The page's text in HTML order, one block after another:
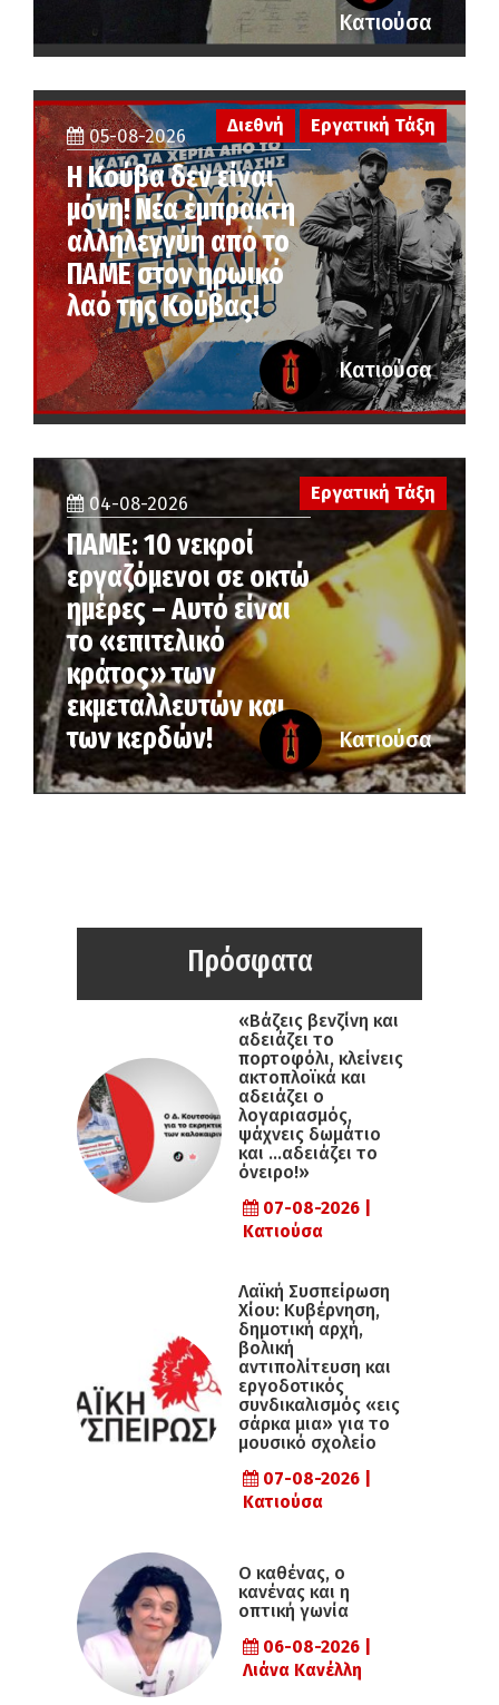
Κατιούσα
05-08-2026
Η Κούβα δεν είναι
μόνη! Νέα έμπρακτη
αλληλεγγύη από το
ΠΑΜΕ στον ηρωικό
λαό της Κούβας!
Διεθνή Εργατική Τάξη
Κατιούσα
04-08-2026
ΠΑΜΕ: 10 νεκροί
εργαζόμενοι σε οκτώ
ημέρες – Αυτό είναι
το «επιτελικό
κράτος» των
εκμεταλλευτών και
των κερδών!
Εργατική Τάξη
Κατιούσα
Πρόσφατα
«Βάζεις βενζίνη και
αδειάζει το
πορτοφόλι, κλείνεις
ακτοπλοϊκά και
αδειάζει ο
λογαριασμός,
ψάχνεις δωμάτιο
και …αδειάζει το
όνειρο!»
07-08-2026 |
Κατιούσα
Λαϊκή Συσπείρωση
Χίου: Κυβέρνηση,
δημοτική αρχή,
βολική
αντιπολίτευση και
εργοδοτικός
συνδικαλισμός «εις
σάρκα μια» για το
μουσικό σχολείο
07-08-2026 |
Κατιούσα
Ο καθένας, ο
κανένας και η
οπτική γωνία
06-08-2026 |
Λιάνα Κανέλλη